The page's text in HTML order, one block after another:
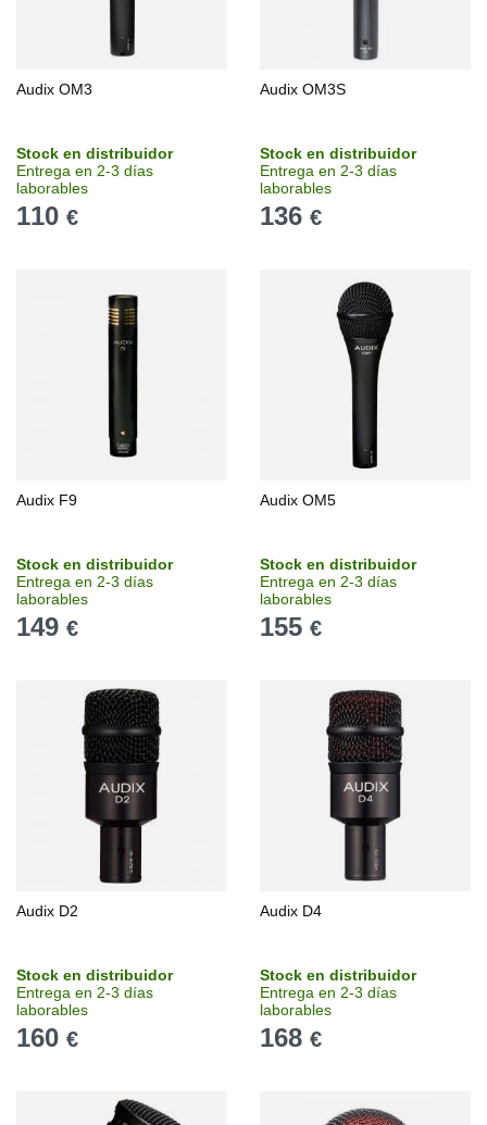
Audix OM3
Stock en distribuidor
Entrega en 2-3 días
laborables
110 €
Audix OM3S
Stock en distribuidor
Entrega en 2-3 días
laborables
136 €
Audix F9
Stock en distribuidor
Entrega en 2-3 días
laborables
149 €
Audix OM5
Stock en distribuidor
Entrega en 2-3 días
laborables
155 €
Audix D2
Stock en distribuidor
Entrega en 2-3 días
laborables
160 €
Audix D4
Stock en distribuidor
Entrega en 2-3 días
laborables
168 €